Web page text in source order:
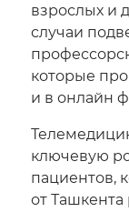
взрослых и
случаи
которые
и в онлайн
ключевую
пациентов,
от